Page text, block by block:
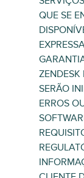
QUE SE
ZENDESK
SERÃO
ERROS